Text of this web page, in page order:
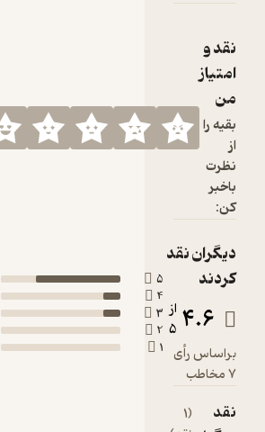
نقد و
امتیاز
من
بقیه را
نظرت
باخبر
کن:
دیگران نقد
کردند
4.6 از
5
براساس رأی
71 ٪
14 ٪
3
14 ٪
2
1
نقد